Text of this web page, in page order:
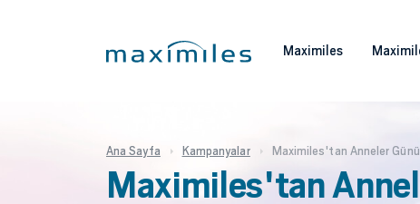
Maximiles
Ana Sayfa Kampanyalar Maximiles'tan Anneler
Maximiles'tan